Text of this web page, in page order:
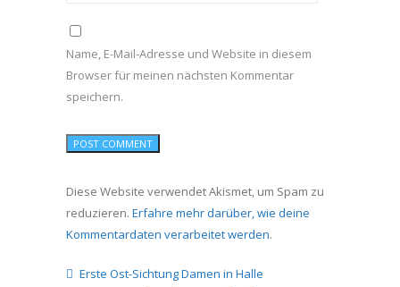
Name, E-Mail-Adresse und Website in diesem
Browser für meinen nächsten Kommentar
speichern.
Diese Website verwendet Akismet, um Spam zu
reduzieren. Erfahre mehr darüber, wie deine
Kommentardaten verarbeitet werden.
Erste Ost-Sichtung Damen in Halle